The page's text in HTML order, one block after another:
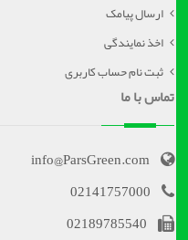
ارسال پیامک
اخذ نمایندگی
ثبت نام حساب کاربری
تماس با ما
info@ParsGreen.com
02141757000
02189785540